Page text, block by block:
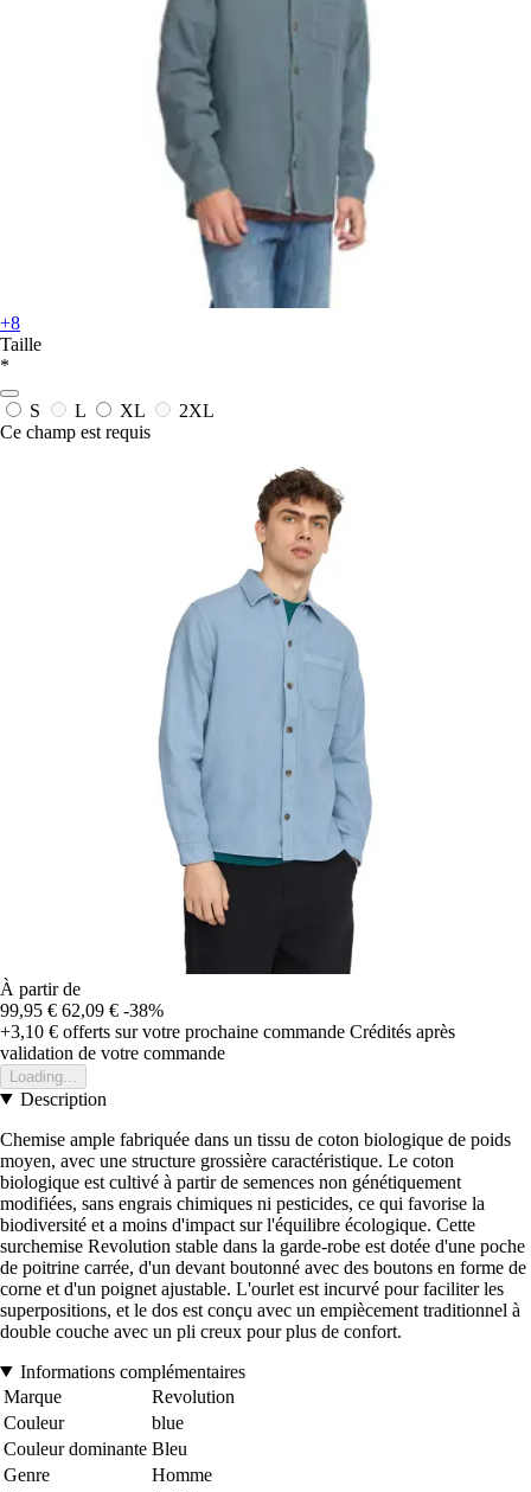
+8
Taille
*
S L XL
2XL
Ce champ est requis
À partir de
99,95 € 62,09 € -38%
+3,10 € offerts sur votre prochaine commande Crédités après
validation de votre commande
Loading...
Description
Chemise ample fabriquée dans un tissu de coton biologique de poids
moyen, avec une structure grossière caractéristique. Le coton
biologique est cultivé à partir de semences non génétiquement
modifiées, sans engrais chimiques ni pesticides, ce qui favorise la
biodiversité et a moins d'impact sur l'équilibre écologique. Cette
surchemise Revolution stable dans la garde-robe est dotée d'une poche
de poitrine carrée, d'un devant boutonné avec des boutons en forme de
corne et d'un poignet ajustable. L'ourlet est incurvé pour faciliter les
superpositions, et le dos est conçu avec un empiècement traditionnel à
double couche avec un pli creux pour plus de confort.
Informations complémentaires
Marque
Revolution
Couleur
blue
Couleur dominante Bleu
Genre
Homme